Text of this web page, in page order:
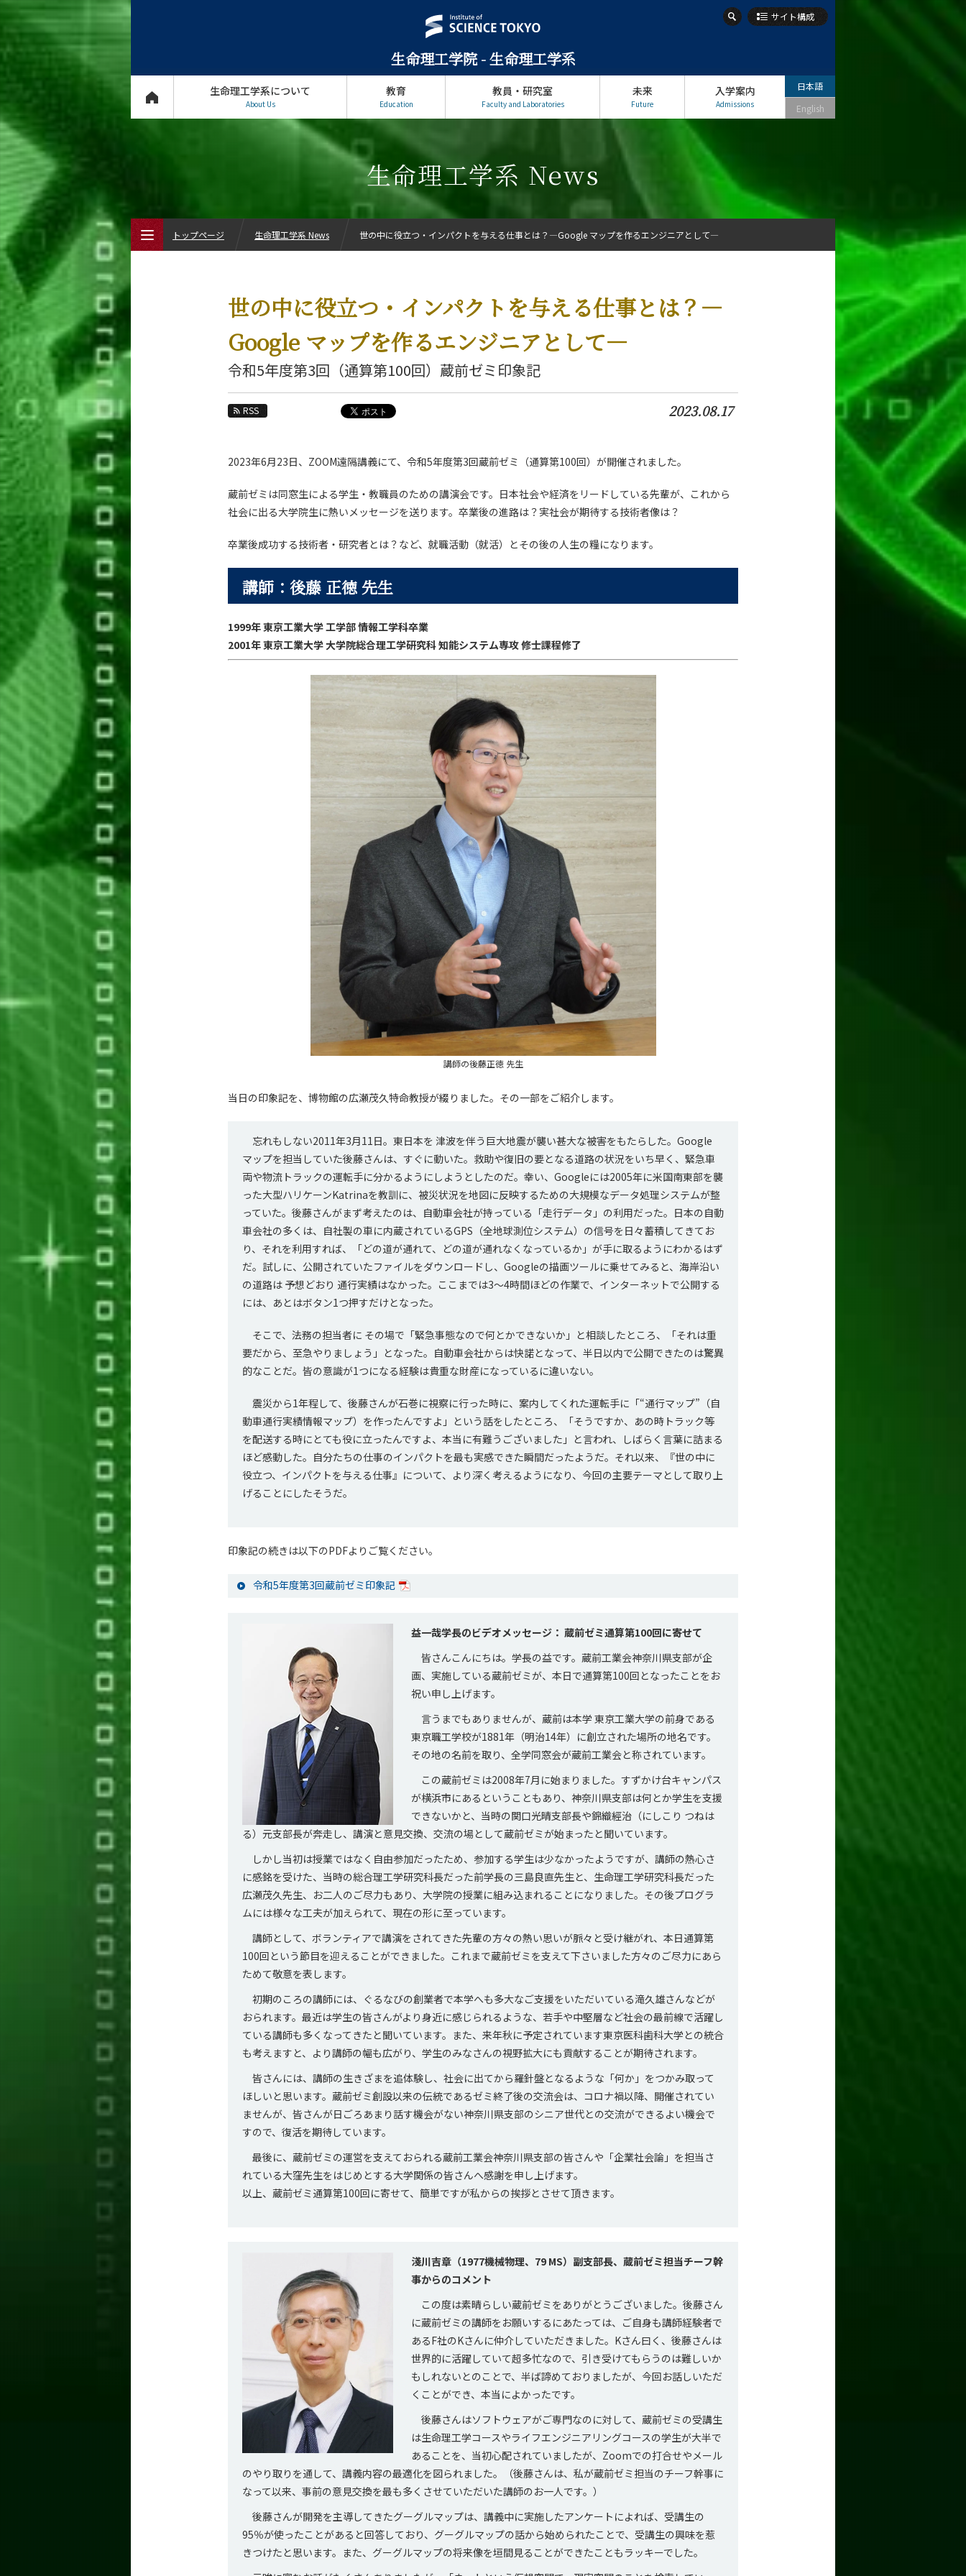
生命理工学院 - 生命理工学系
サイト構成
生命理工学系について
About Us
教育
Education
教員・研究室
Faculty and Laboratories
未来
Future
入学案内
Admissions
日本語
English
生命理工学系 News
世の中に役立つ・インパクトを与える仕事とは？—
Google マップを作るエンジニアとして—
令和5年度第3回（通算第100回）蔵前ゼミ印象記
RSS 2023.08.17
2023年6月23日、ZOOM遠隔講義にて、令和5年度第3回蔵前ゼミ（通算第100回）が開催されました。
蔵前ゼミは同窓生による学生・教職員のための講演会です。日本社会や経済をリードしている先輩が、これから
社会に出る大学院生に熱いメッセージを送ります。卒業後の進路は？実社会が期待する技術者像は？
卒業後成功する技術者・研究者とは？など、就職活動（就活）とその後の人生の糧になります。
講師：後藤 正徳 先生
1999年 東京工業大学 工学部 情報工学科卒業
2001年 東京工業大学 大学院総合理工学研究科 知能システム専攻 修士課程修了
講師の後藤正徳 先生
当日の印象記を、博物館の広瀬茂久特命教授が綴りました。その一部をご紹介します。
忘れもしない2011年3月11日。東日本を 津波を伴う巨大地震が襲い甚大な被害をもたらした。Google
マップを担当していた後藤さんは、すぐに動いた。救助や復旧の要となる道路の状況をいち早く、緊急車
両や物流トラックの運転手に分かるようにしようとしたのだ。幸い、Googleには2005年に米国南東部を襲
った大型ハリケーンKatrinaを教訓に、被災状況を地図に反映するための大規模なデータ処理システムが整
っていた。後藤さんがまず考えたのは、自動車会社が持っている「走行データ」の利用だった。日本の自動
車会社の多くは、自社製の車に内蔵されているGPS（全地球測位システム）の信号を日々蓄積してきてお
り、それを利用すれば、「どの道が通れて、どの道が通れなくなっているか」が手に取るようにわかるはず
だ。試しに、公開されていたファイルをダウンロードし、Googleの描画ツールに乗せてみると、海岸沿い
の道路は 予想どおり 通行実績はなかった。ここまでは3～4時間ほどの作業で、インターネットで公開する
には、あとはボタン1つ押すだけとなった。
そこで、法務の担当者に その場で「緊急事態なので何とかできないか」と相談したところ、「それは重
要だから、至急やりましょう」となった。自動車会社からは快諾となって、半日以内で公開できたのは驚異
的なことだ。皆の意識が1つになる経験は貴重な財産になっているに違いない。
震災から1年程して、後藤さんが石巻に視察に行った時に、案内してくれた運転手に「“通行マップ”（自
動車通行実績情報マップ）を作ったんですよ」という話をしたところ、「そうですか、あの時トラック等
を配送する時にとても役に立ったんですよ、本当に有難うございました」と言われ、しばらく言葉に詰まる
ほど感動した。自分たちの仕事のインパクトを最も実感できた瞬間だったようだ。それ以来、『世の中に
役立つ、インパクトを与える仕事』について、より深く考えるようになり、今回の主要テーマとして取り上
げることにしたそうだ。
印象記の続きは以下のPDFよりご覧ください。
令和5年度第3回蔵前ゼミ印象記
益一哉学長のビデオメッセージ： 蔵前ゼミ通算第100回に寄せて
皆さんこんにちは。学長の益です。蔵前工業会神奈川県支部が企
画、実施している蔵前ゼミが、本日で通算第100回となったことをお
祝い申し上げます。
言うまでもありませんが、蔵前は本学 東京工業大学の前身である
東京職工学校が1881年（明治14年）に創立された場所の地名です。
その地の名前を取り、全学同窓会が蔵前工業会と称されています。
この蔵前ゼミは2008年7月に始まりました。すずかけ台キャンパス
が横浜市にあるということもあり、神奈川県支部は何とか学生を支援
できないかと、当時の関口光晴支部長や錦織經治（にしこり つねは
る）元支部長が奔走し、講演と意見交換、交流の場として蔵前ゼミが始まったと聞いています。
しかし当初は授業ではなく自由参加だったため、参加する学生は少なかったようですが、講師の熱心さ
に感銘を受けた、当時の総合理工学研究科長だった前学長の三島良直先生と、生命理工学研究科長だった
広瀬茂久先生、お二人のご尽力もあり、大学院の授業に組み込まれることになりました。その後プログラ
ムには様々な工夫が加えられて、現在の形に至っています。
講師として、ボランティアで講演をされてきた先輩の方々の熱い思いが脈々と受け継がれ、本日通算第
100回という節目を迎えることができました。これまで蔵前ゼミを支えて下さいました方々のご尽力にあら
ためて敬意を表します。
初期のころの講師には、ぐるなびの創業者で本学へも多大なご支援をいただいている滝久雄さんなどが
おられます。最近は学生の皆さんがより身近に感じられるような、若手や中堅層など社会の最前線で活躍し
ている講師も多くなってきたと聞いています。また、来年秋に予定されています東京医科歯科大学との統合
も考えますと、より講師の幅も広がり、学生のみなさんの視野拡大にも貢献することが期待されます。
皆さんには、講師の生きざまを追体験し、社会に出てから羅針盤となるような「何か」をつかみ取って
ほしいと思います。蔵前ゼミ創設以来の伝統であるゼミ終了後の交流会は、コロナ禍以降、開催されてい
ませんが、皆さんが日ごろあまり話す機会がない神奈川県支部のシニア世代との交流ができるよい機会で
すので、復活を期待しています。
最後に、蔵前ゼミの運営を支えておられる蔵前工業会神奈川県支部の皆さんや「企業社会論」を担当さ
れている大窪先生をはじめとする大学関係の皆さんへ感謝を申し上げます。
以上、蔵前ゼミ通算第100回に寄せて、簡単ですが私からの挨拶とさせて頂きます。
淺川吉章（1977機械物理、79 MS）副支部長、蔵前ゼミ担当チーフ幹
事からのコメント
この度は素晴らしい蔵前ゼミをありがとうございました。後藤さん
に蔵前ゼミの講師をお願いするにあたっては、ご自身も講師経験者で
あるF社のKさんに仲介していただきました。Kさん曰く、後藤さんは
世界的に活躍していて超多忙なので、引き受けてもらうのは難しいか
もしれないとのことで、半ば諦めておりましたが、今回お話しいただ
くことができ、本当によかったです。
後藤さんはソフトウェアがご専門なのに対して、蔵前ゼミの受講生
は生命理工学コースやライフエンジニアリングコースの学生が大半で
あることを、当初心配されていましたが、Zoomでの打合せやメール
のやり取りを通して、講義内容の最適化を図られました。（後藤さんは、私が蔵前ゼミ担当のチーフ幹事に
なって以来、事前の意見交換を最も多くさせていただいた講師のお一人です。）
後藤さんが開発を主導してきたグーグルマップは、講義中に実施したアンケートによれば、受講生の
95％が使ったことがあると回答しており、グーグルマップの話から始められたことで、受講生の興味を惹
きつけたと思います。また、グーグルマップの将来像を垣間見ることができたこともラッキーでした。
トップページ 生命理工学系 News 世の中に役立つ・インパクトを与える仕事とは？—Google マップを作るエンジニアとして—
生命理工学系について
イベントカレンダー